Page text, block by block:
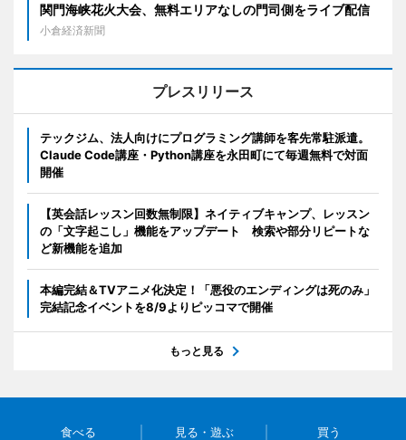
関門海峡花火大会、無料エリアなしの門司側をライブ配信
小倉経済新聞
プレスリリース
テックジム、法人向けにプログラミング講師を客先常駐派遣。
Claude Code講座・Python講座を永田町にて毎週無料で対面
開催
【英会話レッスン回数無制限】ネイティブキャンプ、レッスン
の「文字起こし」機能をアップデート 検索や部分リピートな
ど新機能を追加
本編完結＆TVアニメ化決定！「悪役のエンディングは死のみ」
完結記念イベントを8/9よりピッコマで開催
もっと見る
食べる 見る・遊ぶ 買う